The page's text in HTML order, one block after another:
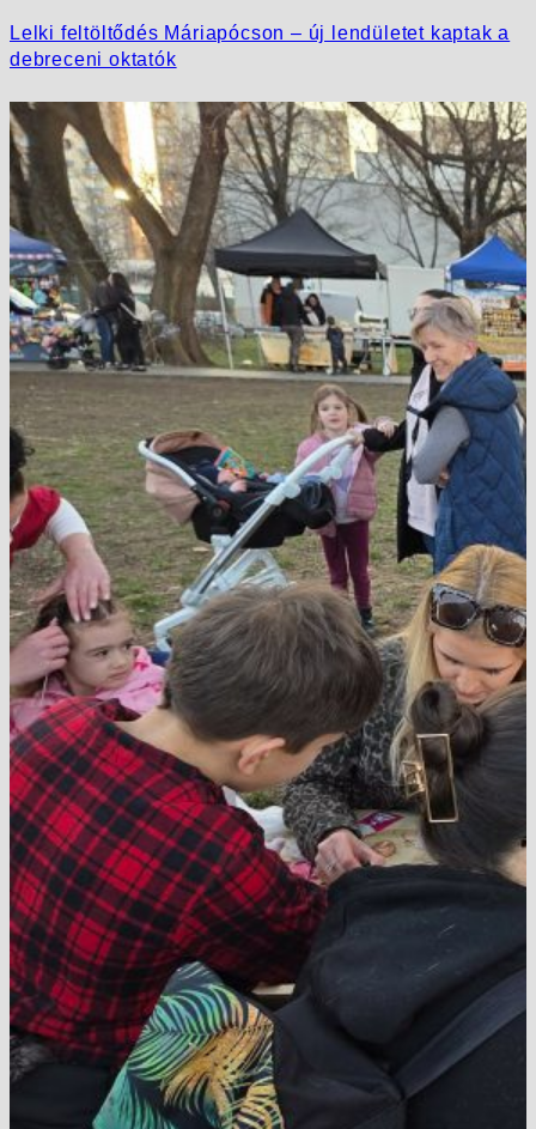
Lelki feltöltődés Máriapócson – új lendületet kaptak a
debreceni oktatók